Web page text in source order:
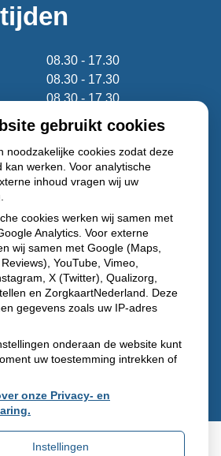
08.30 - 17.30
08.30 - 17.30
08.30 - 17.30
08.30 - 17.30
08.30 - 17.30
tijdens openingstijden op
dan aan voor onze afhaalautomaat.
en op feestdagen
IJsselland (IJsselland
2, 2906ZC Capelle aan
010 – 2583381
gebruikt cookies
noodzakelijke cookies zodat deze
kan werken. Voor analytische
inhoud vragen wij uw
cookies werken wij samen met
Analytics. Voor externe
wij samen met Google (Maps,
YouTube, Vimeo,
X (Twitter), Qualizorg,
en ZorgkaartNederland. Deze
gegevens zoals uw IP-adres
onderaan de website kunt
uw toestemming intrekken of
onze Privacy- en
Instellingen